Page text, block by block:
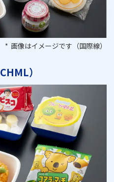
画像はイメージです（国際線）
）